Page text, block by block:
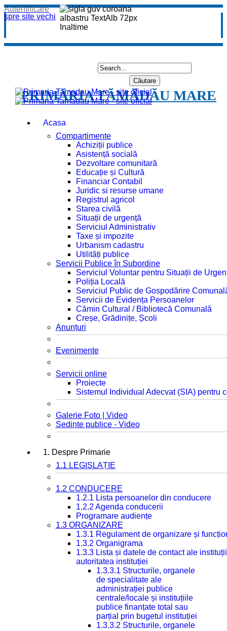
spre site vechi
Autentificare
PRIMĂRIA TĂMĂDĂU MARE
Acasa
Compartimente
Achiziții publice
Asistență socială
Dezvoltare comunitară
Educație și Cultură
Financiar Contabil
Juridic si resurse umane
Registrul agricol
Starea civilă
Situații de urgență
Serviciul Administrativ
Taxe și impozite
Urbanism cadastru
Utilități publice
Servicii Publice în Subordine
Serviciul Voluntar pentru Situații de
Poliția Locală
Serviciul Public de Gospodărire
Servicii de Evidența Persoanelor
Cămin Cultural / Bibliotecă Comunală
Creșe, Grădinițe, Școli
Anunțuri
Evenimente
Servicii online
Proiecte
Sistemul Individual Adecvat (SIA) pentru
Galerie Foto | Video
Sedinte publice - Video
1. Despre Primarie
1.1 LEGISLAȚIE
1.2 CONDUCERE
1.2.1 Lista persoanelor din conducere
1.2.2 Agenda conducerii
Programare audiențe
1.3 ORGANIZARE
1.3.1 Regulament de organizare și
1.3.2 Organigrama
1.3.3 Lista și datele de contact ale
autoritatea instituției
1.3.3.1 Structurile, organele
de specialitate ale
administrației publice
centrale/locale și instituțiile
publice finanțate total sau
parțial prin bugetul instituției
1.3.3.2 Structurile, organele